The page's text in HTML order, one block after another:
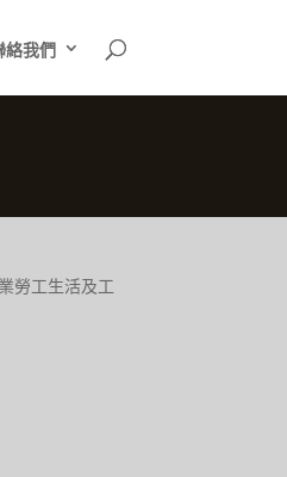
絡我們
勞工生活及工